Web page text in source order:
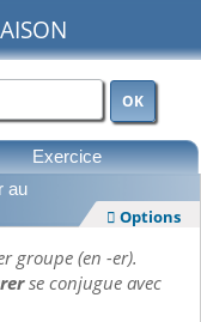
OK
Exercice
au
 Options
groupe (en -er).
se conjugue avec